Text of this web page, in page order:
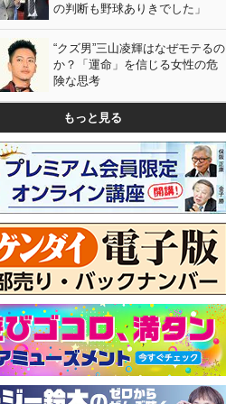
の判断も野球ありきでした」
“クズ男”三山凌輝はなぜモテるの
か？「運命」を信じる女性の危
険な思考
もっと見る